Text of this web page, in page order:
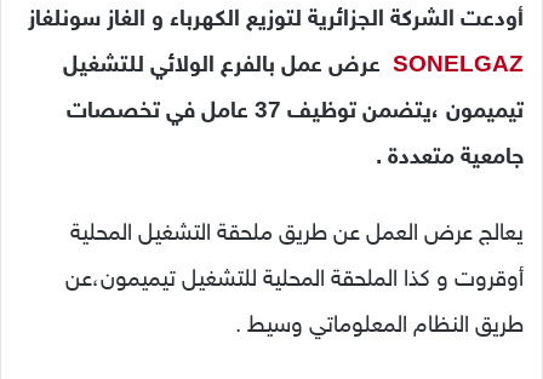
أودعت الشركة الجزائرية لتوزيع الكهرباء و الغاز سونلغاز
SONELGAZ عرض عمل بالفرع الولائي للتشغيل
تيميمون ،يتضمن توظيف 37 عامل في تخصصات
جامعية متعددة .
يعالج عرض العمل عن طريق ملحقة التشغيل المحلية
أوقروت و كذا الملحقة المحلية للتشغيل تيميمون،عن
طريق النظام المعلوماتي وسيط .